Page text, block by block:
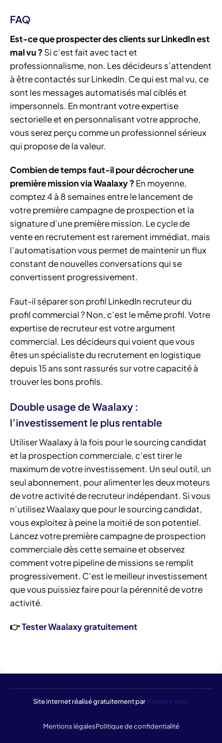
FAQ
Est-ce que prospecter des clients sur LinkedIn est
mal vu ? Si c’est fait avec tact et
professionnalisme, non. Les décideurs s’attendent
à être contactés sur LinkedIn. Ce qui est mal vu, ce
sont les messages automatisés mal ciblés et
impersonnels. En montrant votre expertise
sectorielle et en personnalisant votre approche,
vous serez perçu comme un professionnel sérieux
qui propose de la valeur.
Combien de temps faut-il pour décrocher une
première mission via Waalaxy ? En moyenne,
comptez 4 à 8 semaines entre le lancement de
votre première campagne de prospection et la
signature d’une première mission. Le cycle de
vente en recrutement est rarement immédiat, mais
l’automatisation vous permet de maintenir un flux
constant de nouvelles conversations qui se
convertissent progressivement.
Faut-il séparer son profil LinkedIn recruteur du
profil commercial ? Non, c’est le même profil. Votre
expertise de recruteur est votre argument
commercial. Les décideurs qui voient que vous
êtes un spécialiste du recrutement en logistique
depuis 15 ans sont rassurés sur votre capacité à
trouver les bons profils.
Double usage de Waalaxy :
l’investissement le plus rentable
Utiliser Waalaxy à la fois pour le sourcing candidat
et la prospection commerciale, c’est tirer le
maximum de votre investissement. Un seul outil, un
seul abonnement, pour alimenter les deux moteurs
de votre activité de recruteur indépendant. Si vous
n’utilisez Waalaxy que pour le sourcing candidat,
vous exploitez à peine la moitié de son potentiel.
Lancez votre première campagne de prospection
commerciale dès cette semaine et observez
comment votre pipeline de missions se remplit
progressivement. C’est le meilleur investissement
que vous puissiez faire pour la pérennité de votre
activité.
👉Tester Waalaxy gratuitement
Site internet réalisé gratuitement parKreative Web
Mentions légalesPolitique de confidentialité